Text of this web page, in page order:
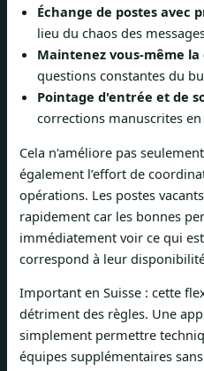
Échange de postes avec
lieu du chaos des
Maintenez vous-même
questions constantes du
Pointage d'entrée et de
corrections manuscrites
Cela n'améliore pas
également l’effort de
opérations. Les postes
rapidement car les bonnes
immédiatement voir ce qui
correspond à leur
Important en Suisse : cette
détriment des règles. Une
simplement permettre
équipes supplémentaires